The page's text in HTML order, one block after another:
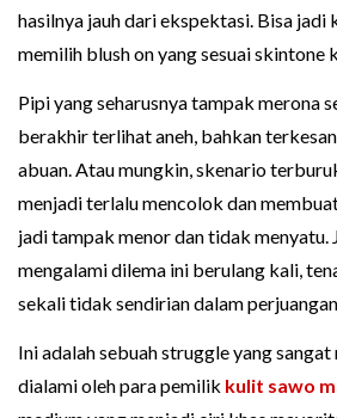
hasilnya jauh dari ekspektasi. Bisa jadi
memilih blush on yang sesuai skintone
Pipi yang seharusnya tampak merona
berakhir terlihat aneh, bahkan
abuan. Atau mungkin, skenario
menjadi terlalu mencolok dan
jadi tampak menor dan tidak menyatu.
mengalami dilema ini berulang kali,
sekali tidak sendirian dalam
Ini adalah sebuah struggle yang sangat
dialami oleh para pemilik kulit sawo